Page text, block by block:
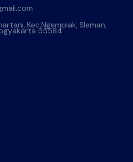
Kec.Ngemplak, Sleman,
55584